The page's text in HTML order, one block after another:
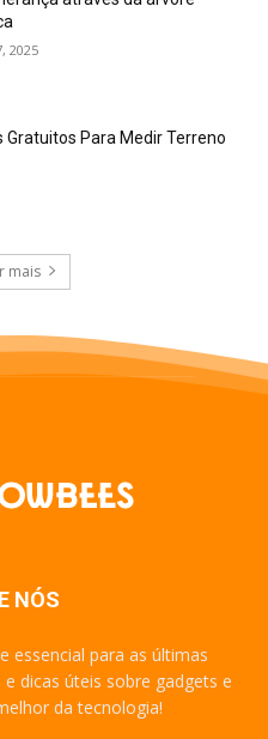
2025
Gratuitos Para Medir Terreno
mais
NÓS
essencial para as últimas
dicas úteis sobre gadgets e
da tecnologia!